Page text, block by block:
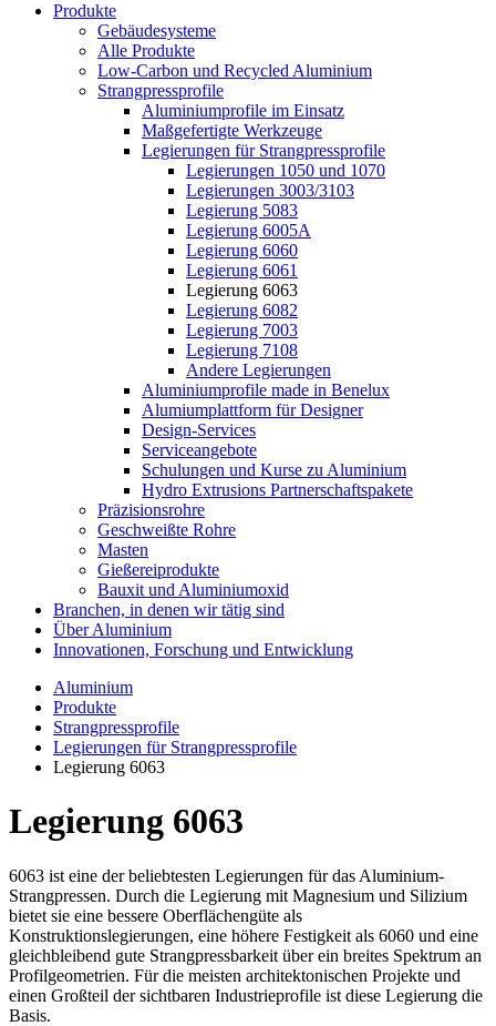
Produkte
Gebäudesysteme
Alle Produkte
Low-Carbon und Recycled Aluminium
Strangpressprofile
Aluminiumprofile im Einsatz
Maßgefertigte Werkzeuge
Legierungen für Strangpressprofile
Legierungen 1050 und 1070
Legierungen 3003/3103
Legierung 5083
Legierung 6005A
Legierung 6060
Legierung 6061
Legierung 6063
Legierung 6082
Legierung 7003
Legierung 7108
Andere Legierungen
Aluminiumprofile made in Benelux
Alumiumplattform für Designer
Design-Services
Serviceangebote
Schulungen und Kurse zu Aluminium
Hydro Extrusions Partnerschaftspakete
Präzisionsrohre
Geschweißte Rohre
Masten
Gießereiprodukte
Bauxit und Aluminiumoxid
Branchen, in denen wir tätig sind
Über Aluminium
Innovationen, Forschung und Entwicklung
Aluminium
Produkte
Strangpressprofile
Legierungen für Strangpressprofile
Legierung 6063
Legierung 6063
6063 ist eine der beliebtesten Legierungen für das Aluminium-
Strangpressen. Durch die Legierung mit Magnesium und Silizium
bietet sie eine bessere Oberflächengüte als
Konstruktionslegierungen, eine höhere Festigkeit als 6060 und eine
gleichbleibend gute Strangpressbarkeit über ein breites Spektrum an
Profilgeometrien. Für die meisten architektonischen Projekte und
einen Großteil der sichtbaren Industrieprofile ist diese Legierung die
Basis.